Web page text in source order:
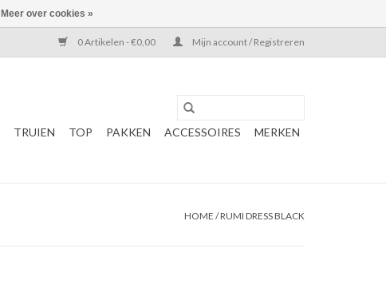
0 Artikelen - €0,00 Mijn account / Registreren
TRUIEN TOP PAKKEN ACCESSOIRES MERKEN
HOME /RUMI DRESS BLACK
Meer over cookies »